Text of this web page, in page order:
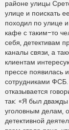
районе улицы
улице и поискать
походил по улице
кафе с таким-то
себя, детективам
каналы связи, а
клиентам
прессе появилась
сотрудниками
отказывается
так: «Я был
уголовным делам,
детективной